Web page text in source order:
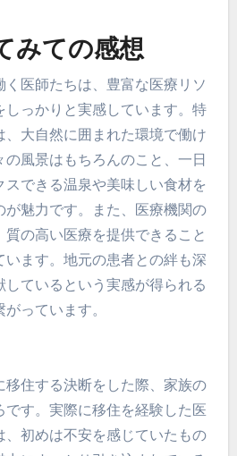
みての感想
医師たちは、豊富な医療リソ
しっかりと実感しています。特
、大自然に囲まれた環境で働け
の風景はもちろんのこと、一日
できる温泉や美味しい食材を
が魅力です。また、医療機関の
の高い医療を提供できること
います。地元の患者との絆も深
しているという実感が得られる
っています。
住する決断をした際、家族の
です。実際に移住を経験した医
、初めは不安を感じていたもの